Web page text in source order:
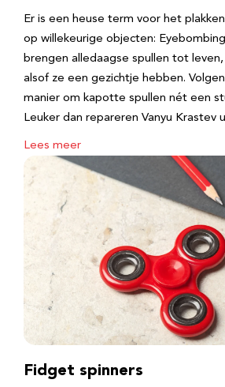
Er is een heuse term voor het
op willekeurige objecten:
brengen alledaagse spullen tot
alsof ze een gezichtje hebben.
manier om kapotte spullen nét een
Leuker dan repareren Vanyu Krastev
Lees meer
Fidget spinners